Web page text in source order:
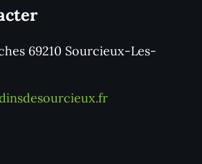
69210 Sourcieux-Les-